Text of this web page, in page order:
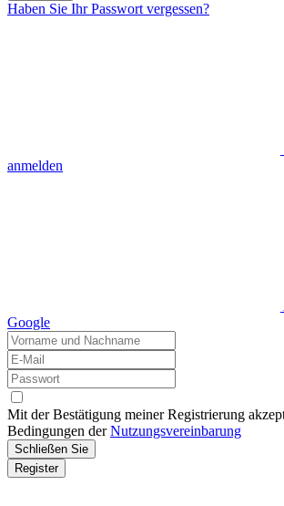
Haben Sie Ihr Passwort vergessen?
anmelden
Google
Mit der Bestätigung meiner Registrierung
Bedingungen derNutzungsvereinbarung
Schließen Sie
Register